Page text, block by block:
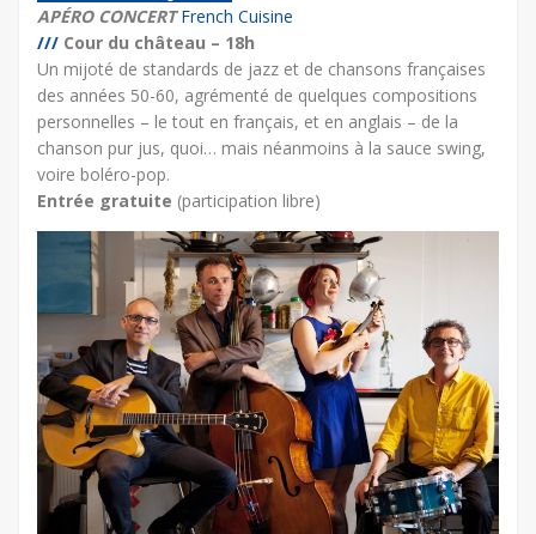
APÉRO CONCERT French Cuisine
/// Cour du château – 18h
Un mijoté de standards de jazz et de chansons françaises
des années 50-60, agrémenté de quelques compositions
personnelles – le tout en français, et en anglais – de la
chanson pur jus, quoi… mais néanmoins à la sauce swing,
voire boléro-pop.
Entrée gratuite (participation libre)